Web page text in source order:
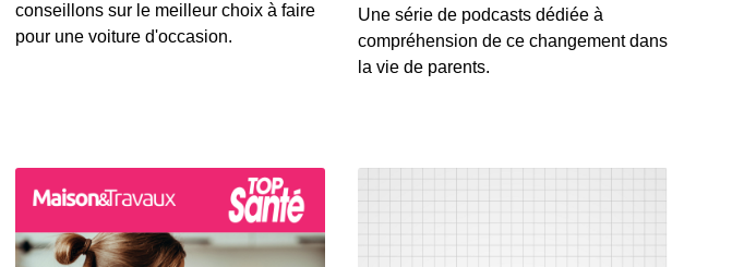
Profil - épisode 15
Profil - épisode 13
conseillons sur le meilleur choix à faire
pour une voiture d'occasion.
Une série de podcasts dédiée à
compréhension de ce changement dans
la vie de parents.